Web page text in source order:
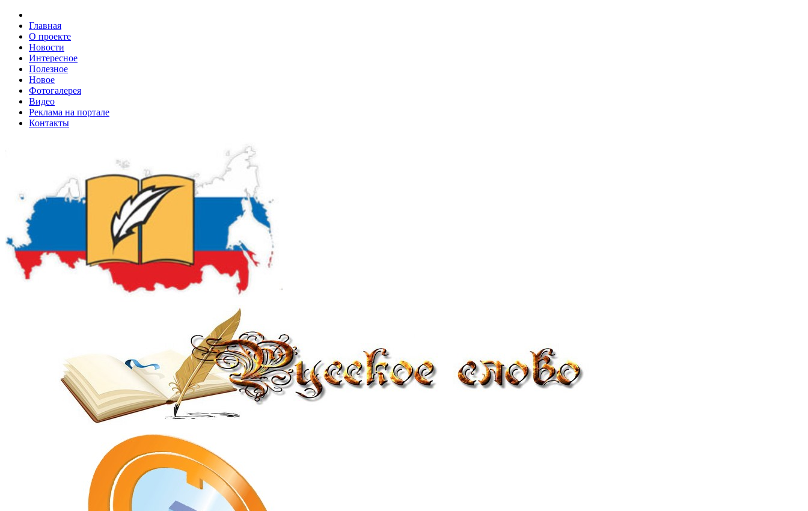
Главная
О проекте
Новости
Интересное
Полезное
Новое
Фотогалерея
Видео
Реклама на портале
Контакты